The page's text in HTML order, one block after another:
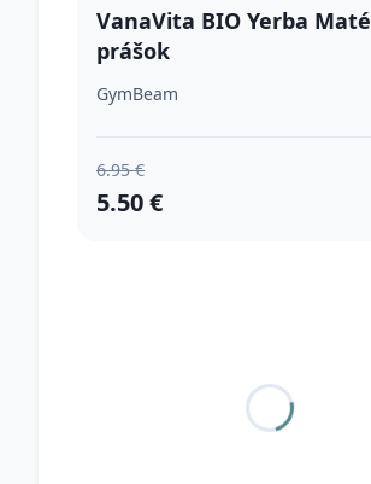
VanaVita BIO Yerba Maté
prášok
GymBeam
6.95 €
5.50 €